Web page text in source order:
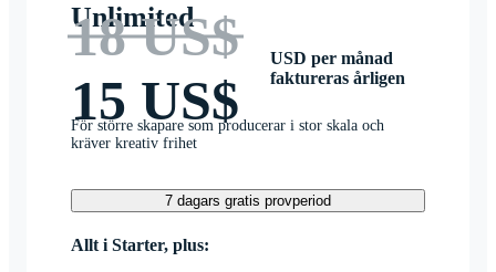
Unlimited
18 US$
15 US$
USD per månad
faktureras årligen
För större skapare som producerar i stor skala och
kräver kreativ frihet
7 dagars gratis provperiod
Allt i Starter, plus: